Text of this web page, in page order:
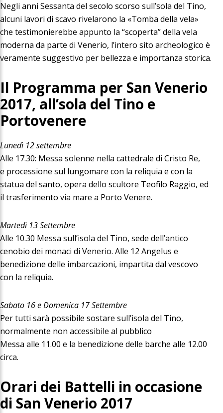
Negli anni Sessanta del secolo scorso sull’sola del Tino,
alcuni lavori di scavo rivelarono la «Tomba della vela»
che testimonierebbe appunto la “scoperta” della vela
moderna da parte di Venerio, l’intero sito archeologico è
veramente suggestivo per bellezza e importanza storica.
Il Programma per San Venerio
2017, all’sola del Tino e
Portovenere
Lunedì 12 settembre
Alle 17.30: Messa solenne nella cattedrale di Cristo Re,
e processione sul lungomare con la reliquia e con la
statua del santo, opera dello scultore Teofilo Raggio, ed
il trasferimento via mare a Porto Venere.
Martedì 13 Settembre
Alle 10.30 Messa sull’isola del Tino, sede dell’antico
cenobio dei monaci di Venerio. Alle 12 Angelus e
benedizione delle imbarcazioni, impartita dal vescovo
con la reliquia.
Sabato 16 e Domenica 17 Settembre
Per tutti sarà possibile sostare sull’isola del Tino,
normalmente non accessibile al pubblico
Messa alle 11.00 e la benedizione delle barche alle 12.00
circa.
Orari dei Battelli in occasione
di San Venerio 2017